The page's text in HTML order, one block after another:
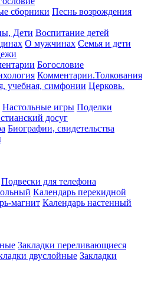
сборники Песнь возрождения
Дети Воспитание детей
О мужчинах Семья и дети
Богословие
Комментарии.Толкования
учебная, симфонии Церковь.
Настольные игры Поделки
досуг
Биографии, свидетельства
Подвески для телефона
Календарь перекидной
магнит Календарь настенный
Закладки переливающиеся
двуслойные Закладки